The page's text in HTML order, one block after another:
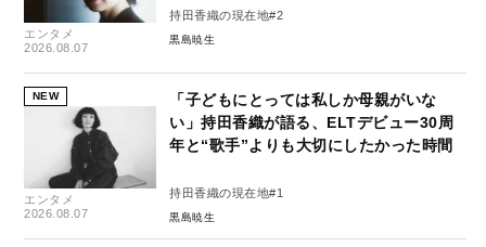
エンタメ
2026.08.07
持田香織の現在地#2
黒島暁生
NEW
エンタメ
2026.08.07
「子どもにとっては私しか母親がいな
い」持田香織が語る、ELTデビュー30周
年と“歌手”よりも大切にしたかった時間
持田香織の現在地#1
黒島暁生